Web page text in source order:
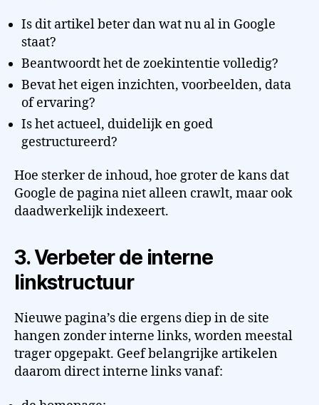
Is dit artikel beter dan wat nu al in Google
staat?
Beantwoordt het de zoekintentie volledig?
Bevat het eigen inzichten, voorbeelden, data
of ervaring?
Is het actueel, duidelijk en goed
gestructureerd?
Hoe sterker de inhoud, hoe groter de kans dat
Google de pagina niet alleen crawlt, maar ook
daadwerkelijk indexeert.
3. Verbeter de interne
linkstructuur
Nieuwe pagina’s die ergens diep in de site
hangen zonder interne links, worden meestal
trager opgepakt. Geef belangrijke artikelen
daarom direct interne links vanaf: